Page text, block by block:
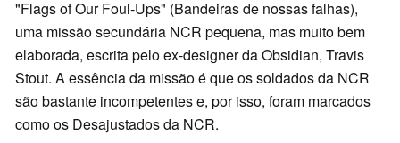
"Flags of Our Foul-Ups" (Bandeiras de nossas falhas),
uma missão secundária NCR pequena, mas muito bem
elaborada, escrita pelo ex-designer da Obsidian, Travis
Stout. A essência da missão é que os soldados da NCR
são bastante incompetentes e, por isso, foram marcados
como os Desajustados da NCR.